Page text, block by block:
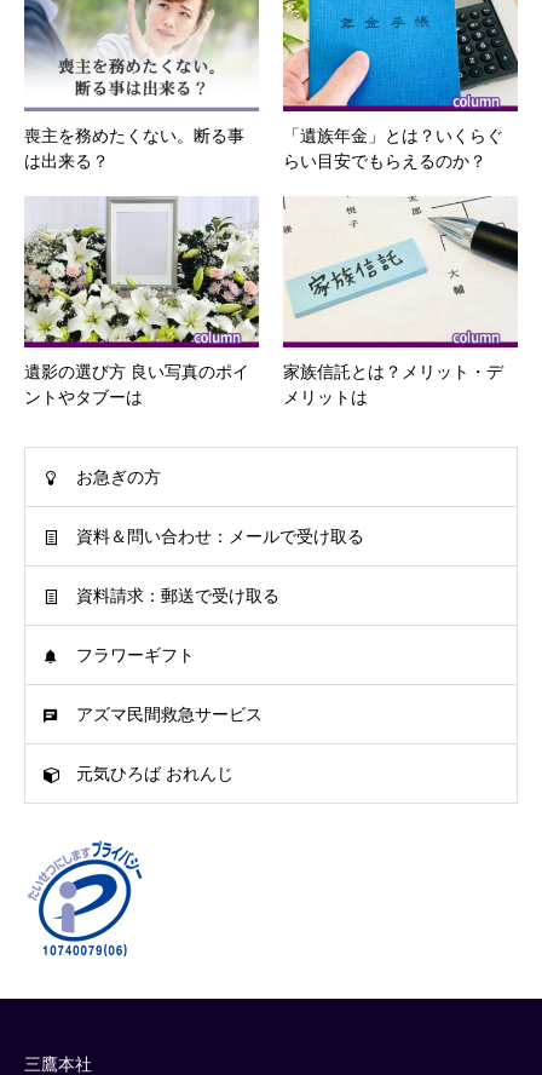
喪主を務めたくない。断る事
は出来る？
「遺族年金」とは？いくらぐ
らい目安でもらえるのか？
遺影の選び方 良い写真のポイ
ントやタブーは
家族信託とは？メリット・デ
メリットは
お急ぎの方
資料＆問い合わせ：メールで受け取る
資料請求：郵送で受け取る
フラワーギフト
アズマ民間救急サービス
元気ひろば おれんじ
三鷹本社